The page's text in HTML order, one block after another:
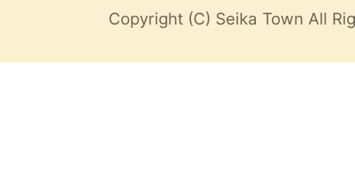
Copyright (C) Seika Town All